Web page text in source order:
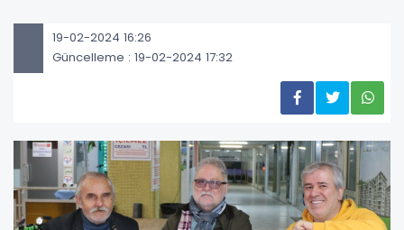
19-02-2024 16:26
Güncelleme : 19-02-2024 17:32